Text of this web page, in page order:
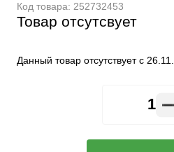
Код товара: 252732453
Товар отсутсвует
Данный товар отсутствует с